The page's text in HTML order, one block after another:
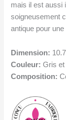
mais il est aussi
soigneusement
antique pour
Dimension:
Couleur: Gris et
Composition: